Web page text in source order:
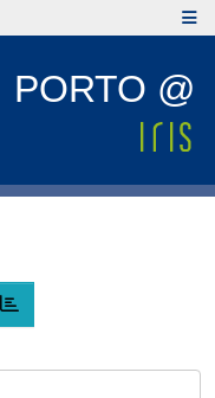
PORTO @